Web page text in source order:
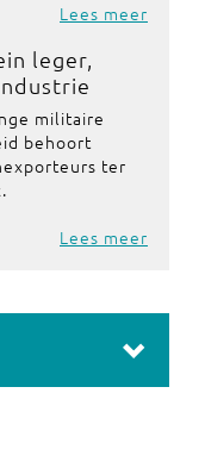
Lees meer
leger,
militaire
behoort
ter
Lees meer